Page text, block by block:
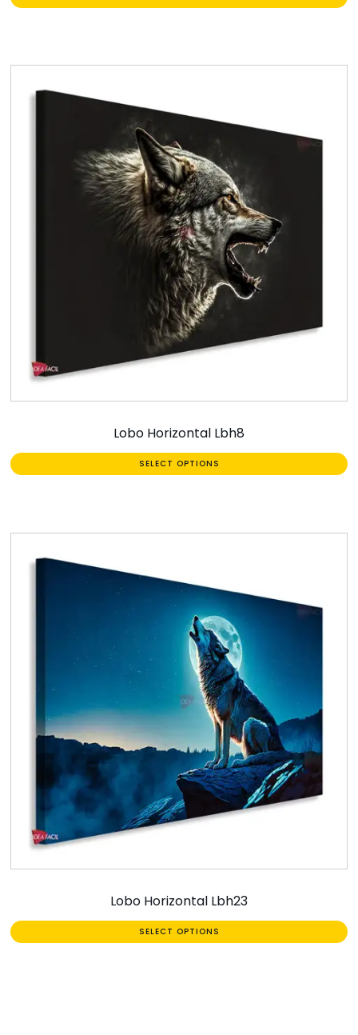
Lobo Horizontal Lbh8
SELECT OPTIONS
Lobo Horizontal Lbh23
SELECT OPTIONS